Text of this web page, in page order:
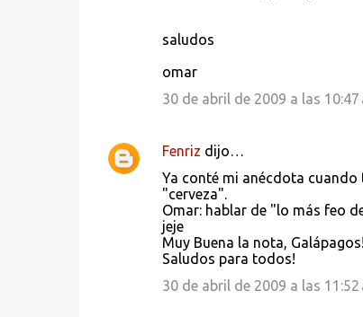
i
o
saludos
omar
30 de abril de 2009 a las 10:47
Fenriz dijo…
Ya conté mi anécdota
"cerveza".
Omar: hablar de "lo más feo
jeje
Muy Buena la nota,
Saludos para todos!
30 de abril de 2009 a las 11:52